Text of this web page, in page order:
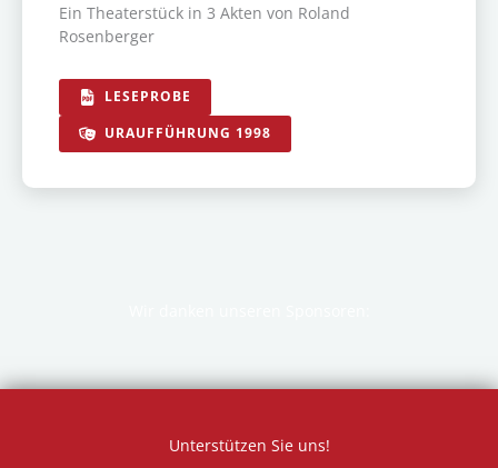
Ein Theaterstück in 3 Akten von Roland
Rosenberger
LESEPROBE
URAUFFÜHRUNG 1998
Unterstützen Sie uns!